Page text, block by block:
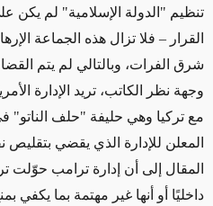
تنظيم "الدولة الإسلامية" لم يكن
القرار – فلا تزال هذه الجماعة
شرق الفرات، وبالتالي لم يتم
وجهة نظر الكاتب، تريد الإدارة
مع تركيا وهي حليفة "حلف الناتو"
المعلن للإدارة الذي يقضي
المقال إلى أن إدارة ترامب حوّلت
داخليًا أو أنها غير مهتمة بما يكفي